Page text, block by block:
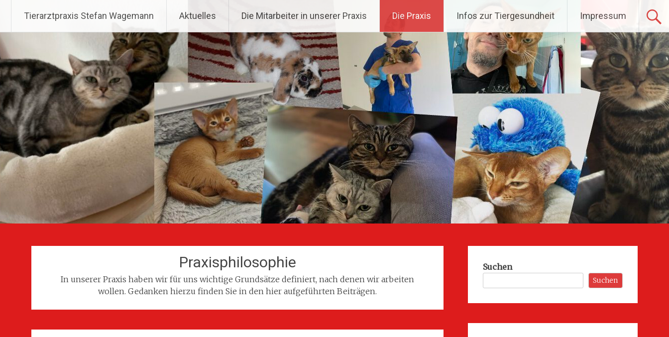
springen
Tierarztpraxis Stefan Wagemann
Tierarztpraxis Stefan Wagemann Aktuelles Die Mitarbeiter in unserer Praxis Die Praxis Infos zur Tiergesundheit Impressum
Praxisphilosophie
In unserer Praxis haben wir für uns wichtige Grundsätze definiert, nach denen wir arbeiten
wollen. Gedanken hierzu finden Sie in den hier aufgeführten Beiträgen.
Suchen
Suchen